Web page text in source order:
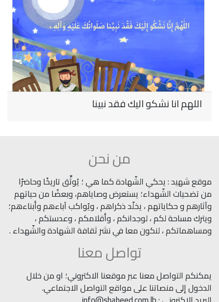
اللهم انا نشكو اليك فقد نبينا
من نحن
موقع شهيد : يحكي الشّهادة كما هي ؛ يُوثِّق تاريخًا وحاضرًا
من تضحيات الشّهداء؛ يستعرض وصاياهم، وبعضًا من حياتهم
وآثارهم و حكاياتهم ، يخلّد ذكراهم ، ويُواكب آباءهم وأبناءهم؛
ويترك مساحة لكم ، لوجدانكم ، وأقلامكم ، وعدستكم ،
ومساهماتكم ، لنكون معا في نشر ثقافة الشهادة والشّهداء .
تواصل معنا
يمكنكم التواصل معنا عبر موقعنا الاكتروني؛ او من خلال
الدخول إلى منصاتنا على مواقع التواصل الاجتماعي.